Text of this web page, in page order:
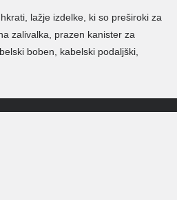
lažje izdelke, ki so preširoki za
zalivalka, prazen kanister za
boben, kabelski podaljški,